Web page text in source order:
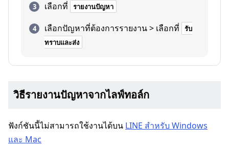
เลือกที่
รายงานปัญหา
เลือกปัญหาที่ต้องการรายงาน > เลือกที่
รับ
ทราบและส่ง
วิธีรายงานปัญหาจากไลฟ์ทอล์ก
ฟังก์ชันนี้ไม่สามารถใช้งานได้บน LINE สำหรับ Windows
และ Mac